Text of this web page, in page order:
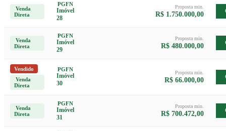
Venda
Direta
PGFN
Imóvel
28
Proposta min.
R$ 1.750.000,00
Venda
Direta
PGFN
Imóvel
29
Proposta min.
R$ 480.000,00
Vendido
Venda
Direta
PGFN
Imóvel
30
Proposta min.
R$ 66.000,00
Venda
Direta
PGFN
Imóvel
31
Proposta min.
R$ 700.472,00